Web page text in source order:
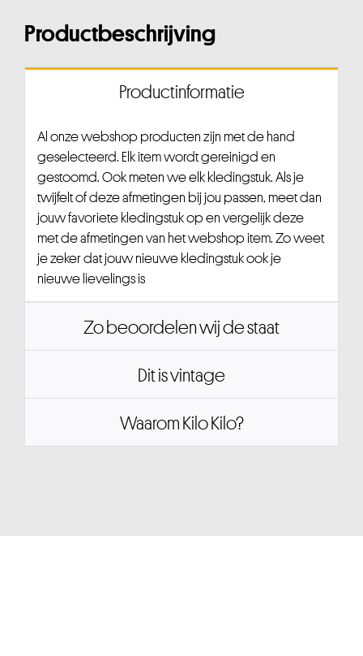
Productbeschrijving
Productinformatie
Al onze webshop producten zijn met de hand
geselecteerd. Elk item wordt gereinigd en
gestoomd. Ook meten we elk kledingstuk. Als je
twijfelt of deze afmetingen bij jou passen, meet dan
jouw favoriete kledingstuk op en vergelijk deze
met de afmetingen van het webshop item. Zo weet
je zeker dat jouw nieuwe kledingstuk ook je
nieuwe lievelings is
Zo beoordelen wij de staat
Dit is vintage
Waarom Kilo Kilo?